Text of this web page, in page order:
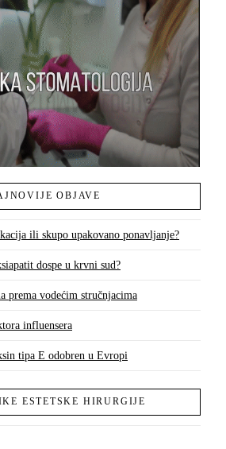
OBJAVE
ili skupo upakovano ponavljanje?
dospe u krvni sud?
prema vodećim stručnjacima
influensera
tipa E odobren u Evropi
ESTETSKE HIRURGIJE